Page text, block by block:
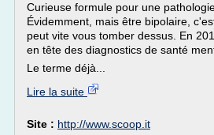
Curieuse formule pour une pathologie
Évidemment, mais être bipolaire,
peut vite vous tomber dessus. En
en tête des diagnostics de santé
Le terme déjà...
Lire la suite
Site : http://www.scoop.it